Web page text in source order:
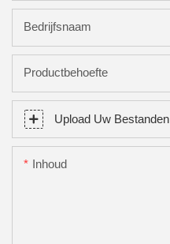
Bedrijfsnaam
Productbehoefte
Upload Uw Bestanden
Inhoud